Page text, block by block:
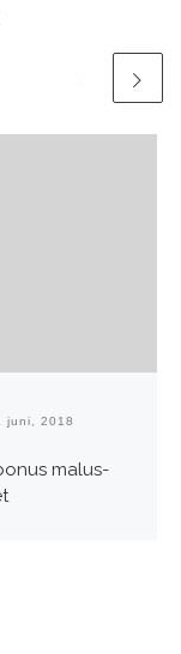
juni, 2018
malus-